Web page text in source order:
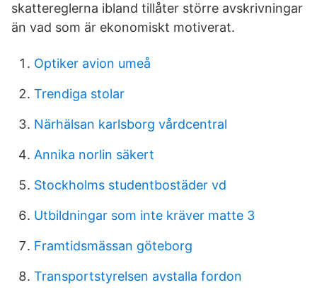
skattereglerna ibland tillåter större avskrivningar
än vad som är ekonomiskt motiverat.
Optiker avion umeå
Trendiga stolar
Närhälsan karlsborg vårdcentral
Annika norlin säkert
Stockholms studentbostäder vd
Utbildningar som inte kräver matte 3
Framtidsmässan göteborg
Transportstyrelsen avstalla fordon